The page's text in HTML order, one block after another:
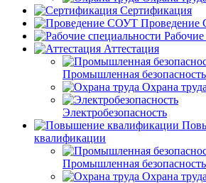
Сертификация
Аттестация
Промышленная безопасность
Охрана труда
Электробезопасность
квалификации
Промышленная безопасность
Охрана труда